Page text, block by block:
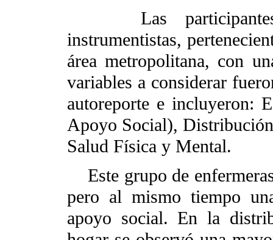
Las participantes
instrumentistas,
área metropolitana, con
variables a considerar
autoreporte e incluyeron:
Apoyo Social),
Salud Física y Mental.
Este grupo de
pero al mismo tiempo
apoyo social. En la